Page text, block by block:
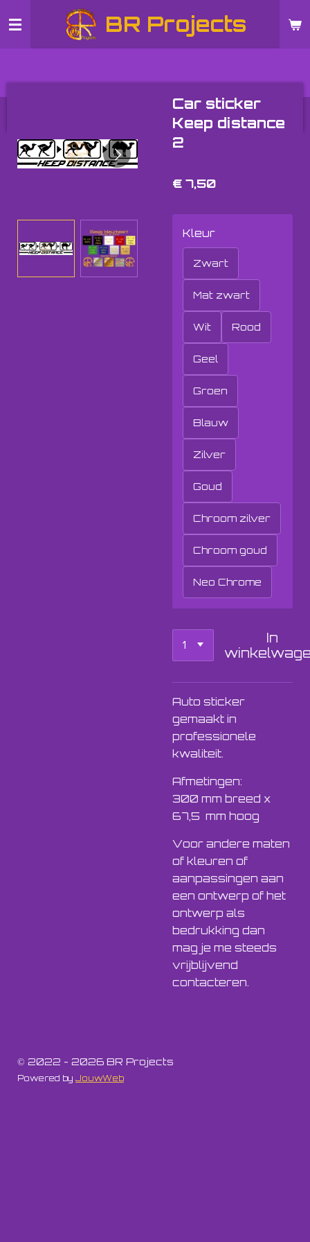
direct
hoofdinhoud
BR Projects
Car sticker
Keep distance
2
€ 7,50
Kleur
Zwart
Mat zwart
Wit Rood
Geel
Groen
Blauw
Zilver
Goud
Chroom zilver
Chroom goud
Neo Chrome
In
Auto sticker
gemaakt in
professionele
kwaliteit.
Afmetingen:
300 mm breed x
67,5 mm hoog
Voor andere maten
of kleuren of
aanpassingen aan
een ontwerp of het
ontwerp als
bedrukking dan
mag je me steeds
vrijblijvend
contacteren.
© 2022 - 2026 BR Projects
Powered by JouwWeb